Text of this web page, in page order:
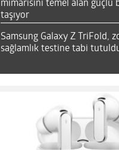
mimarisini temel alan güçlü
taşıyor
Samsung Galaxy Z TriFold,
sağlamlık testine tabi